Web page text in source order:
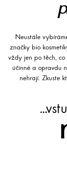
Neustále
značky bio
vždy jen po těch, co
účinné a opravdu
nehrají. Zkuste